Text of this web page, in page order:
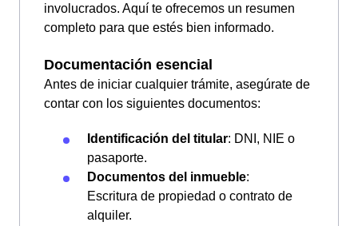
involucrados. Aquí te ofrecemos un resumen
completo para que estés bien informado.
Documentación esencial
Antes de iniciar cualquier trámite, asegúrate de
contar con los siguientes documentos:
Identificación del titular: DNI, NIE o
pasaporte.
Documentos del inmueble:
Escritura de propiedad o contrato de
alquiler.